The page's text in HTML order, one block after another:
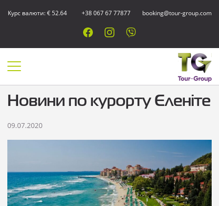
Курс валюти: € 52.64 +38 067 67 77877 booking@tour-group.com
Новини по курорту Єленіте
09.07.2020